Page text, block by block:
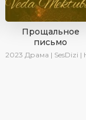
Прощальное
письмо
2023 Драма | SesDizi | Новинки | Сериалы